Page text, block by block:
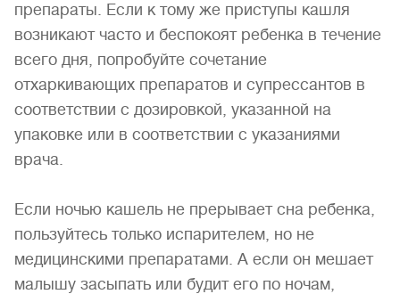
препараты. Если к тому же приступы кашля
возникают часто и беспокоят ребенка в течение
всего дня, попробуйте сочетание
отхаркивающих препаратов и супрессантов в
соответствии с дозировкой, указанной на
упаковке или в соответствии с указаниями
врача.
Если ночью кашель не прерывает сна ребенка,
пользуйтесь только испарителем, но не
медицинскими препаратами. А если он мешает
малышу засыпать или будит его по ночам,